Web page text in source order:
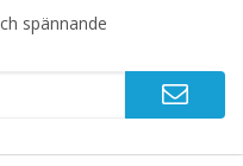
spännande